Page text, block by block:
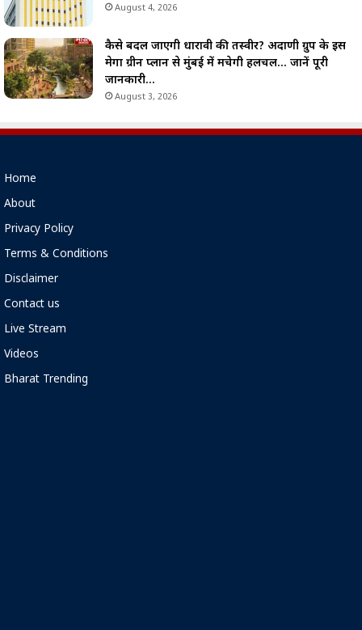
August 4, 2026
कैसे बदल जाएगी धारावी की तस्वीर? अदाणी ग्रुप के इस
मेगा ग्रीन प्लान से मुंबई में मचेगी हलचल… जानें पूरी
जानकारी…
August 3, 2026
Home
About
Privacy Policy
Terms & Conditions
Disclaimer
Contact us
Live Stream
Videos
Bharat Trending